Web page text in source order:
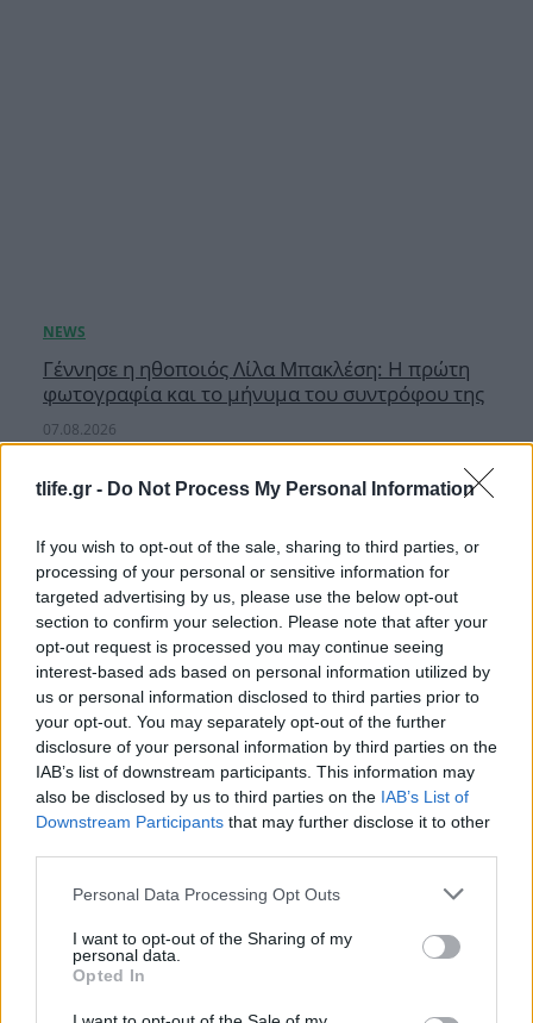
tlife.gr - Do Not Process My Personal Information
If you wish to opt-out of the sale, sharing to third parties, or
processing of your personal or sensitive information for
targeted advertising by us, please use the below opt-out
section to confirm your selection. Please note that after your
opt-out request is processed you may continue seeing
interest-based ads based on personal information utilized by
us or personal information disclosed to third parties prior to
your opt-out. You may separately opt-out of the further
disclosure of your personal information by third parties on the
IAB’s list of downstream participants. This information may
also be disclosed by us to third parties on the IAB’s List of
Downstream Participants that may further disclose it to other
Please note that this website/app uses one or more Google
not limited to your visit or usage behaviour. You may click to
grant or deny consent to Google and its third-party tags to
use your data for below specified purposes in below Google
consent section.
Personal Data Processing Opt Outs
I want to opt-out of the Sharing of my
personal data.
Opted In
Γέννησε η ηθοποιός Λίλα Μπακλέση: Η πρώτη
φωτογραφία και το μήνυμα του συντρόφου της
07.08.2026
Μπόρα Μπόρα: Οι μαγευτικές εικόνες από τον
08.08.2026